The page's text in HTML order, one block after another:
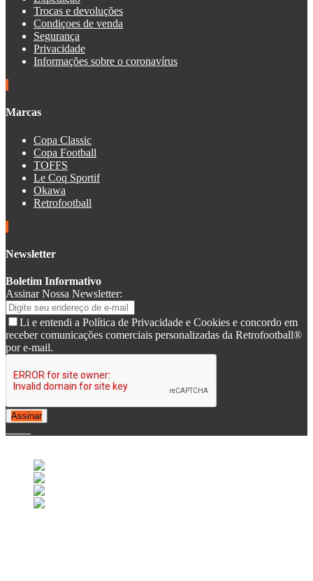
Trocas e devoluções
Condiçoes de venda
Segurança
Privacidade
Informações sobre o coronavírus
Marcas
Copa Classic
Copa Football
TOFFS
Le Coq Sportif
Okawa
Retrofootball
Newsletter
Boletim Informativo
Assinar Nossa Newsletter:
Li e entendi a Política de Privacidade e Cookies e concordo em
receber comunicações comerciais personalizadas da Retrofootball®
por e-mail.
Assinar